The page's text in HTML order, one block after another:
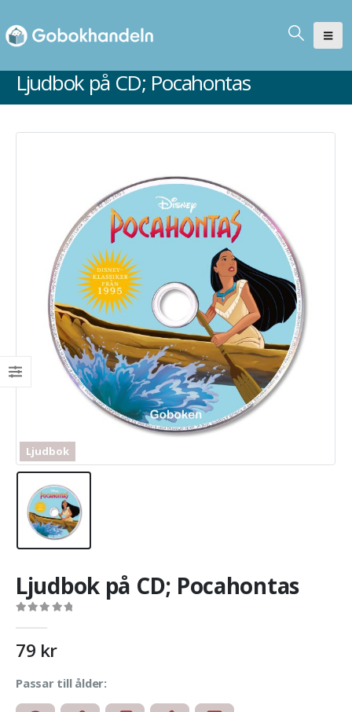
Ljudbok på CD; Pocahontas
Ljudbok
Ljudbok på CD; Pocahontas
79 kr
Passar till ålder: